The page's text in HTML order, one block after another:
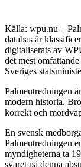
Källa: wpu.nu –
databas är
digitaliserats av
det mest
Sveriges
Palmeutredningen
modern historia.
korrekt och
En svensk
Palmeutredningen
myndigheterna ta
svaret på denna